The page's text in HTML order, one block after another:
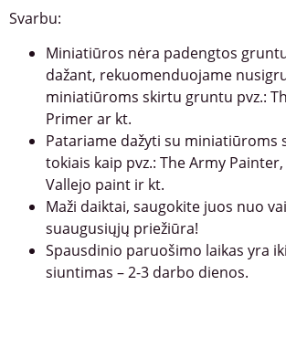
Svarbu:
Miniatiūros nėra padengtos
dažant, rekuomenduojame
miniatiūroms skirtu gruntu pvz.:
Primer ar kt.
Patariame dažyti su miniatiūroms
tokiais kaip pvz.: The Army
Vallejo paint ir kt.
Maži daiktai, saugokite juos nuo
suaugusiųjų priežiūra!
Spausdinio paruošimo laikas yra
siuntimas – 2-3 darbo dienos.